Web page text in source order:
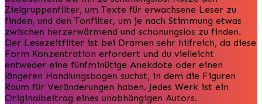
Zielgruppenfilter, um Texte für erwachsene Leser zu
finden, und den Tonfilter, um je nach Stimmung etwas
zwischen herzerwärmend und schonungslos zu finden.
Der Lesezeitfilter ist bei Dramen sehr hilfreich, da diese
Form Konzentration erfordert und du vielleicht
entweder eine fünfminütige Anekdote oder einen
längeren Handlungsbogen suchst, in dem die Figuren
Raum für Veränderungen haben. Jedes Werk ist ein
Originalbeitrag eines unabhängigen Autors.